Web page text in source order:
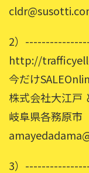
2）
http://
今だけ
株式会社大江戸
岐阜県各務原市
3）